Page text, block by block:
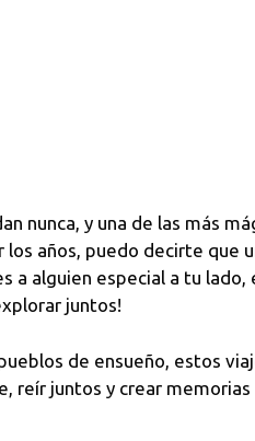
nunca, y una de las más
los años, puedo decirte que
a alguien especial a tu lado,
juntos!
de ensueño, estos
reír juntos y crear memorias